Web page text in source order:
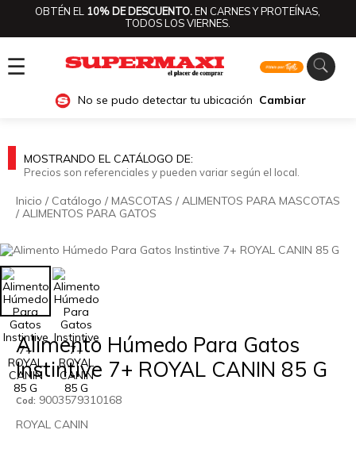
OBTÉN EL 10% DE DESCUENTO.EN CARNES Y PROTEÍNAS,
TODOS LOS VIERNES.
☰
No se pudo detectar tu ubicación Cambiar
MOSTRANDO EL CATÁLOGO DE:
Precios son referenciales y pueden variar según el local.
Inicio / Catálogo / MASCOTAS /ALIMENTOS PARA MASCOTAS
/ALIMENTOS PARA GATOS
Alimento Húmedo Para Gatos
Instintive 7+ ROYAL CANIN 85 G
Cod: 9003579310168
ROYAL CANIN